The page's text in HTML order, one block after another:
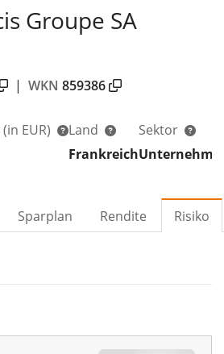
Groupe SA
| WKN 859386
(in EUR)
Land
Frankreich
Sektor
Sparplan Rendite Risiko